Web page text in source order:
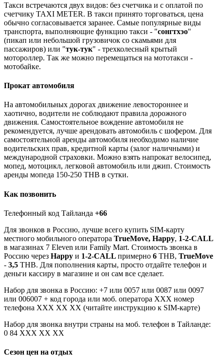
Такси встречаются двух видов: без счетчика и с оплатой по
счетчику TAXI METER. В такси принято торговаться, цена
обычно согласовывается заранее. Самые популярные виды
транспорта, выполняющие функцию такси - "сонгтхэо"
(пикап или небольшой грузовичок со скамьями для
пассажиров) или "тук-тук" - трехколесный крытый
мотороллер. Так же можно перемещаться на мототакси -
мотобайке.
Прокат автомобиля
На автомобильных дорогах движение левостороннее и
хаотично, водители не соблюдают правила дорожного
движения. Самостоятельное вождение автомобиля не
рекомендуется, лучше арендовать автомобиль с шофером. Для
самостоятельной аренды автомобиля необходимо наличие
водительских прав, кредитной карты (залог наличными) и
международной страховки. Можно взять напрокат велосипед,
мопед, мотоцикл, легковой автомобиль или джип. Стоимость
аренды мопеда 150-250 THB в сутки.
Как позвонить
Телефонный код Тайланда +66
Для звонков в Россию, лучше всего купить SIM-карту
местного мобильного оператора TrueMove, Happy, 1-2-CALL
в магазинах 7 Eleven или Family Mart. Стоимость звонка в
Россию через Happy и 1-2-CALL примерно 6 THB, TrueMove
- 3,5 THB. Для пополнения карты, просто отдайте телефон и
деньги кассиру в магазине и он сам все сделает.
Набор для звонка в Россию: +7 или 0057 или 0087 или 0097
или 006007 + код города или моб. оператора ХХХ номер
телефона ХХХ ХХ ХХ (читайте инструкцию к SIM-карте)
Набор для звонка внутри страны на моб. телефон в Тайланде:
0 84 ХХХ ХХ ХХ
Сезон цен на отдых